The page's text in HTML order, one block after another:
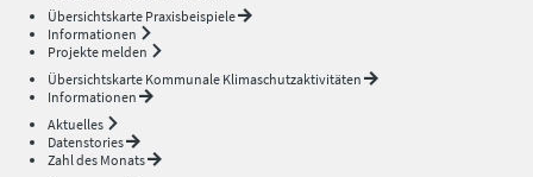
Übersichtskarte Praxisbeispiele
Informationen
Projekte melden
Übersichtskarte Kommunale Klimaschutzaktivitäten
Informationen
Aktuelles
Datenstories
Zahl des Monats